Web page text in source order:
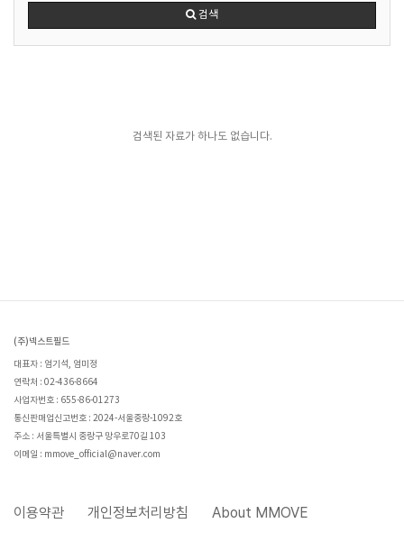
검색
검색된 자료가 하나도 없습니다.
(주)넥스트필드
대표자 : 엄기석, 엄미정
연락처 : 02-436-8664
사업자번호 : 655-86-01273
통신판매업신고번호 : 2024-서울중랑-1092호
주소 : 서울특별시 중랑구 망우로70길 103
이메일 : mmove_official@naver.com
이용약관 개인정보처리방침 About MMOVE